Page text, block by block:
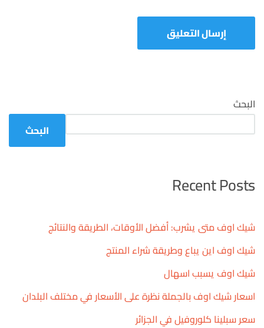
البحث
البحث
Recent Posts
شيك اوف متى يشرب: أفضل الأوقات، الطريقة والنتائج
شيك اوف اين يباع وطريقة شراء المنتج
شيك اوف يسبب اسهال
اسعار شيك اوف بالجملة نظرة على الأسعار في مختلف البلدان
سعر سبلينا كلوروفيل في الجزائر